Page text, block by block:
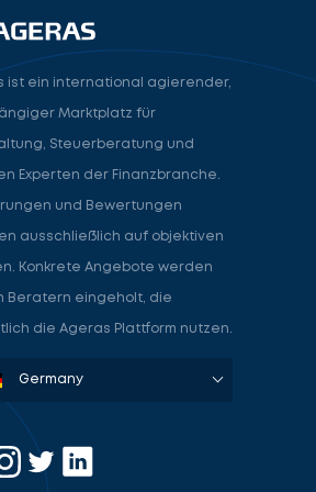
ist ein international agierender,
Marktplatz für
Steuerberatung und
Experten der Finanzbranche.
und Bewertungen
ausschließlich auf objektiven
Konkrete Angebote werden
Beratern eingeholt, die
die Ageras Plattform nutzen.
Denmark
Sweden
Norway
Netherlands
Germany
USA